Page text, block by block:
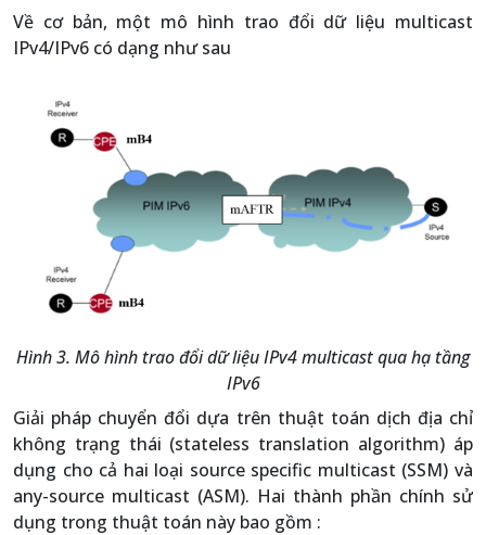
Về cơ bản, một mô hình trao đổi dữ liệu multicast
IPv4/IPv6 có dạng như sau
Hình 3. Mô hình trao đổi dữ liệu IPv4 multicast qua hạ tầng
IPv6
Giải pháp chuyển đổi dựa trên thuật toán dịch địa chỉ
không trạng thái (stateless translation algorithm) áp
dụng cho cả hai loại source specific multicast (SSM) và
any-source multicast (ASM). Hai thành phần chính sử
dụng trong thuật toán này bao gồm :